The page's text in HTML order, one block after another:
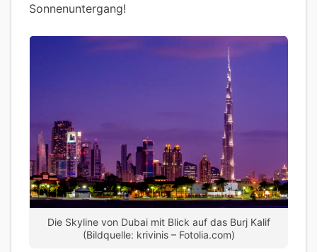
Sonnenuntergang!
Die Skyline von Dubai mit Blick auf das Burj Kalif
(Bildquelle: krivinis – Fotolia.com)